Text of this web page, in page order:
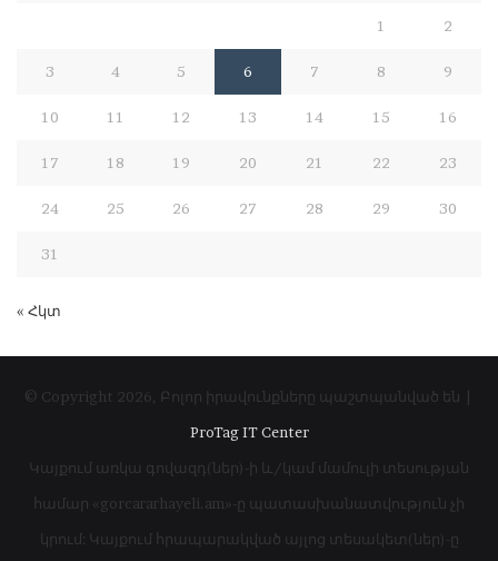
1 2
3 4 5 6 7 8 9
10 11 12 13 14 15 16
17 18 19 20 21 22 23
24 25 26 27 28 29 30
31
« Հկտ
© Copyright 2026, Բոլոր իրավունքները պաշտպանված են |
ProTag IT Center
Կայքում առկա գովազդ(ներ)-ի և/կամ մամուլի տեսության
համար «gorcararhayeli.am»-ը պատասխանատվություն չի
կրում: Կայքում հրապարակված այլոց տեսակետ(ներ)-ը